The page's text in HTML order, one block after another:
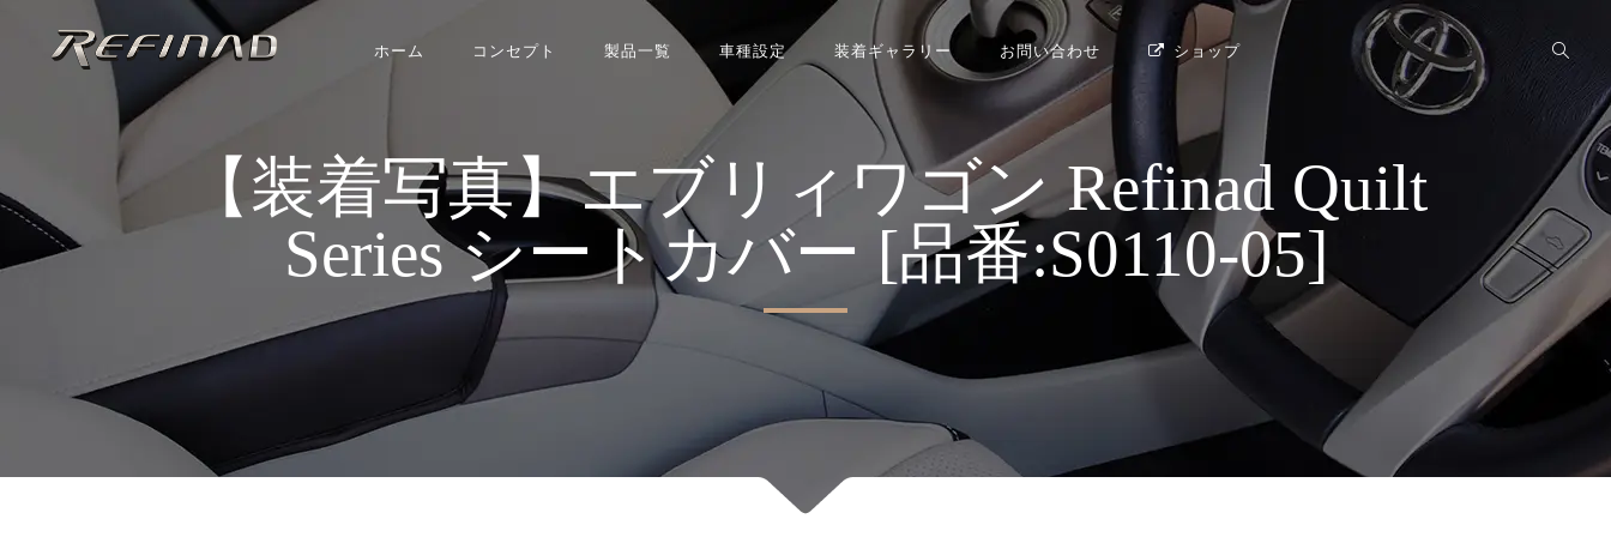
ホーム コンセプト 製品一覧 車種設定 装着ギャラリー お問い合わせ ショップ
【装着写真】エブリィワゴン Refinad Quilt
Series シートカバー [品番:S0110-05]